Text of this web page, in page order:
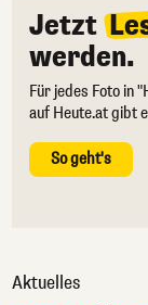
Jetzt
werden.
Für jedes Foto in
auf Heute.at gibt
So geht's
Aktuelles